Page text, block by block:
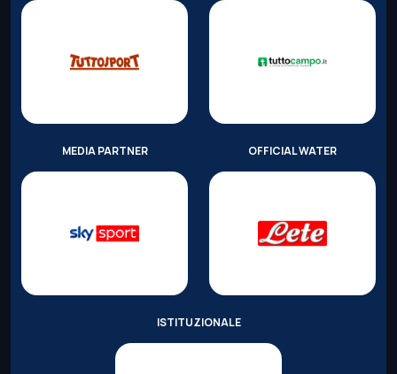
MEDIA PARTNER OFFICIAL WATER
ISTITUZIONALE